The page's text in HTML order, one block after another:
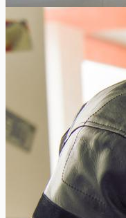
Is een internationaal
Plant u binnenkort een
het buitenland? Ga dan